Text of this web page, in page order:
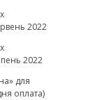
2022
2022
для
оплата)